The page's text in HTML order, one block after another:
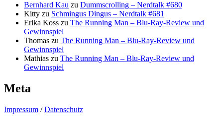
Bernhard Kau zu Dummscrolling – Nerdtalk #680
Kitty zu Schmingus Dingus – Nerdtalk #681
Erika Koss zu The Running Man – Blu-Ray-Review und
Gewinnspiel
Thomas zu The Running Man – Blu-Ray-Review und
Gewinnspiel
Mathias zu The Running Man – Blu-Ray-Review und
Gewinnspiel
Meta
Impressum /Datenschutz